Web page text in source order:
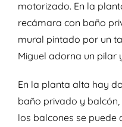
motorizado. En la
recámara con baño
mural pintado por un
Miguel adorna un pilar
En la planta alta hay
baño privado y
los balcones se puede